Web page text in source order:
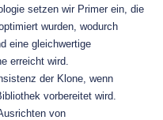
setzen wir Primer ein, die
wurden, wodurch
eine gleichwertige
erreicht wird.
der Klone, wenn
vorbereitet wird.
von